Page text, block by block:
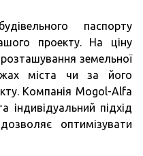
паспорту
проекту. На ціну
земельної
міста чи за його
Компанія Mogol-Alfa
індивідуальний підхід
оптимізувати